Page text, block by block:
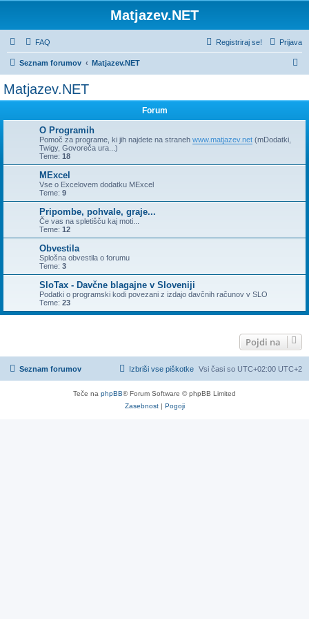
Matjazev.NET
FAQ Prijava
Registriraj se!
Seznam forumov Matjazev.NET
Matjazev.NET
Forum
O Programih
Pomoč za programe, ki jih najdete na straneh www.matjazev.net (mDodatki,
Twigy, Govoreča ura...)
Teme: 18
MExcel
Vse o Excelovem dodatku MExcel
Teme: 9
Pripombe, pohvale, graje...
Če vas na spletišču kaj moti...
Teme: 12
Obvestila
Splošna obvestila o forumu
Teme: 3
SloTax - Davčne blagajne v Sloveniji
Podatki o programski kodi povezani z izdajo davčnih računov v SLO
Teme: 23
Pojdi na
Seznam forumov Vsi časi so UTC+02:00 UTC+2
Izbriši vse piškotke
Teče na phpBB® Forum Software © phpBB Limited
Zasebnost| Pogoji